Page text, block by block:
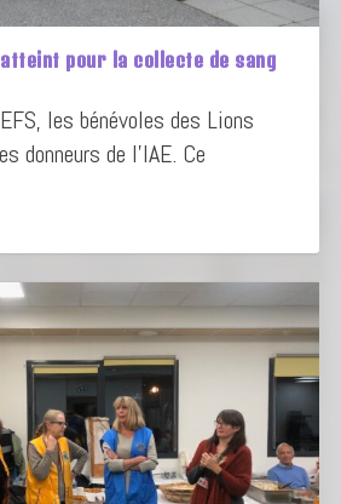
pour la collecte de sang
les bénévoles des Lions
donneurs de l’IAE. Ce